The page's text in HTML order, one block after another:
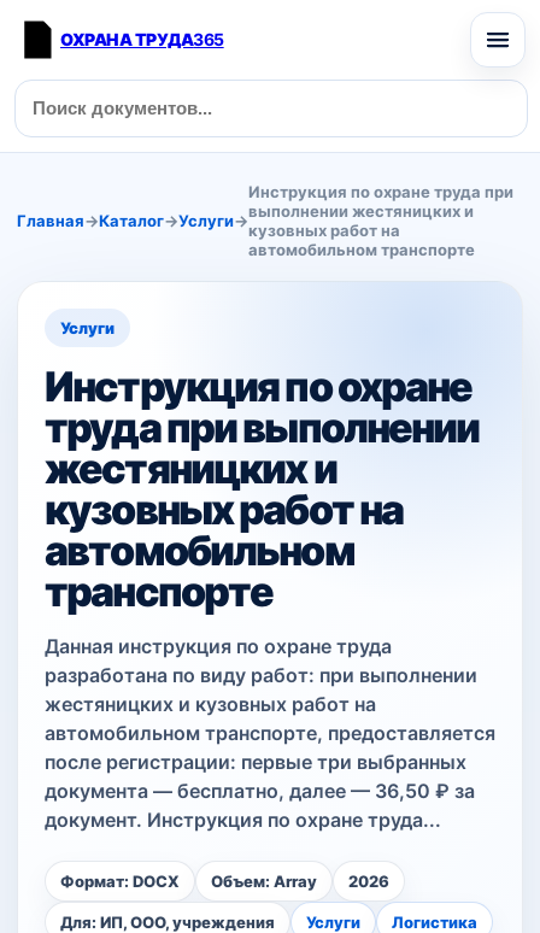
ОХРАНА ТРУДА365
Главная→Каталог→Услуги→
Инструкция по охране труда при
выполнении жестяницких и
кузовных работ на
автомобильном транспорте
Услуги
Инструкция по охране
труда при выполнении
жестяницких и
кузовных работ на
автомобильном
транспорте
Данная инструкция по охране труда
разработана по виду работ: при выполнении
жестяницких и кузовных работ на
автомобильном транспорте, предоставляется
после регистрации: первые три выбранных
документа — бесплатно, далее — 36,50 ₽ за
документ. Инструкция по охране труда...
Формат: DOCX Объем: Array 2026
Для: ИП, ООО, учреждения Услуги Логистика